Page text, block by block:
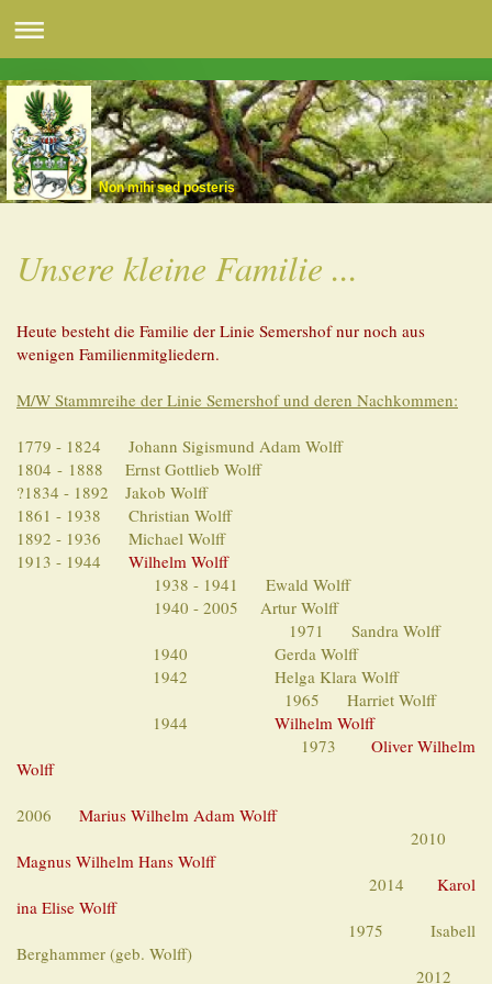
Non mihi sed posteris
Unsere kleine Familie ...
Heute besteht die Familie der Linie Semershof nur noch aus
wenigen Familienmitgliedern.
M/W Stammreihe der Linie Semershof und deren Nachkommen:
1779 - 1824 Johann Sigismund Adam Wolff
1804 - 1888 Ernst Gottlieb Wolff
?1834 - 1892 Jakob Wolff
1861 - 1938 Christian Wolff
1892 - 1936 Michael Wolff
1913 - 1944 Wilhelm Wolff
1938 - 1941 Ewald Wolff
1940 - 2005 Artur Wolff
1971 Sandra Wolff
1940 Gerda Wolff
1942 Helga Klara Wolff
1965 Harriet Wolff
1944 Wilhelm Wolff
1973 Oliver Wilhelm
Wolff
2006 Marius Wilhelm Adam Wolff
2010
Magnus Wilhelm Hans Wolff
2014 Karol
ina Elise Wolff
1975 Isabell
Berghammer (geb. Wolff)
2012